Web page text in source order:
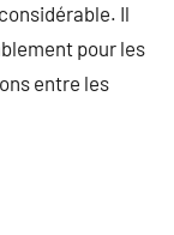
Il
pour les
entre les